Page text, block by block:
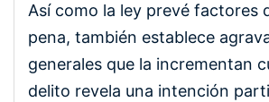
Así como la ley prevé factores
pena, también establece
generales que la incrementan
delito revela una intención